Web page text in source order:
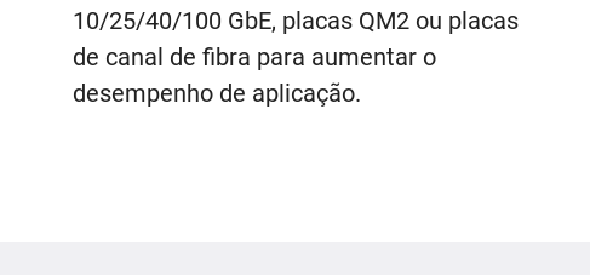
10/25/40/100 GbE, placas QM2 ou placas
de canal de fibra para aumentar o
desempenho de aplicação.